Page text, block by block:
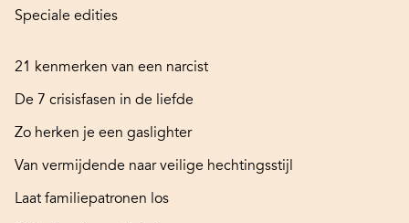
Speciale edities
21 kenmerken van een narcist
De 7 crisisfasen in de liefde
Zo herken je een gaslighter
Van vermijdende naar veilige hechtingsstijl
Laat familiepatronen los